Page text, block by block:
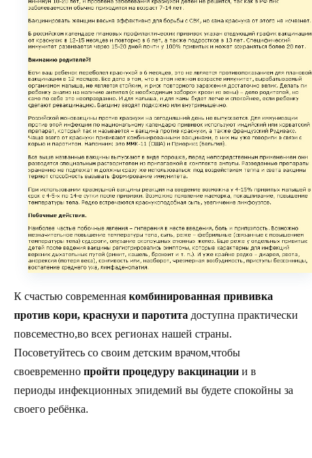
К счастью современная комбинированная прививка
против кори, краснухи и паротита доступна практически
повсеместно,во всех регионах нашей страны.
Посоветуйтесь со своим детским врачом,чтобы
своевременно пройти процедуру вакцинации и в
периоды инфекционных эпидемий вы будете спокойны за
своего ребёнка.